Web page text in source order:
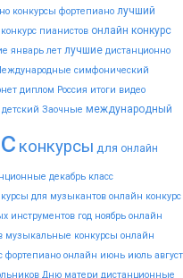
конкурсы фортепиано лучший
конкурс пианистов онлайн конкурс
январь лет лучшие дистанционно
симфонический
диплом Россия итоги видео
детский Заочные международный
конкурсы для онлайн
декабрь класс
для музыкантов онлайн конкурс
инструментов год ноябрь онлайн
музыкальные конкурсы онлайн
фортепиано онлайн июнь июль август
Дню матери дистанционные